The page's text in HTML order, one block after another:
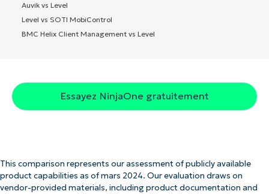
Auvik vs Level
Level vs SOTI MobiControl
BMC Helix Client Management vs Level
Essayez NinjaOne gratuitement
This comparison represents our assessment of publicly available
product capabilities as of mars 2024. Our evaluation draws on
vendor-provided materials, including product documentation and